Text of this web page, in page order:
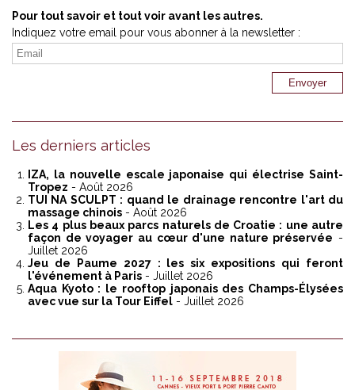
Pour tout savoir et tout voir avant les autres.
Indiquez votre email pour vous abonner à la newsletter :
Les derniers articles
IZA, la nouvelle escale japonaise qui électrise Saint-
Tropez - Août 2026
TUI NA SCULPT : quand le drainage rencontre l'art du
massage chinois - Août 2026
Les 4 plus beaux parcs naturels de Croatie : une autre
façon de voyager au cœur d'une nature préservée -
Juillet 2026
Jeu de Paume 2027 : les six expositions qui feront
l'événement à Paris - Juillet 2026
Aqua Kyoto : le rooftop japonais des Champs-Élysées
avec vue sur la Tour Eiffel - Juillet 2026